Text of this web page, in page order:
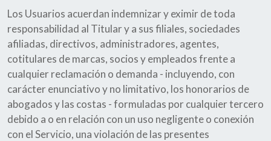
Los Usuarios acuerdan indemnizar y eximir de toda
responsabilidad al Titular y a sus filiales, sociedades
afiliadas, directivos, administradores, agentes,
cotitulares de marcas, socios y empleados frente a
cualquier reclamación o demanda - incluyendo, con
carácter enunciativo y no limitativo, los honorarios de
abogados y las costas - formuladas por cualquier tercero
debido a o en relación con un uso negligente o conexión
con el Servicio, una violación de las presentes